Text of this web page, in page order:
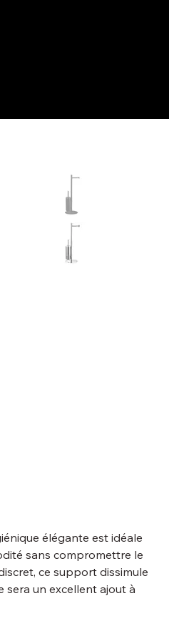
élégante est idéale
sans compromettre le
ce support dissimule
sera un excellent ajout à